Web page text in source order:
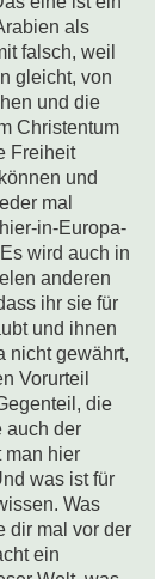
als
falsch, weil
gleicht, von
und die
Christentum
Freiheit
und
mal
in-Europa-
wird auch in
anderen
ihr sie für
und ihnen
nicht gewährt,
Vorurteil
die
auch der
man hier
was ist für
Was
dir mal vor der
ein